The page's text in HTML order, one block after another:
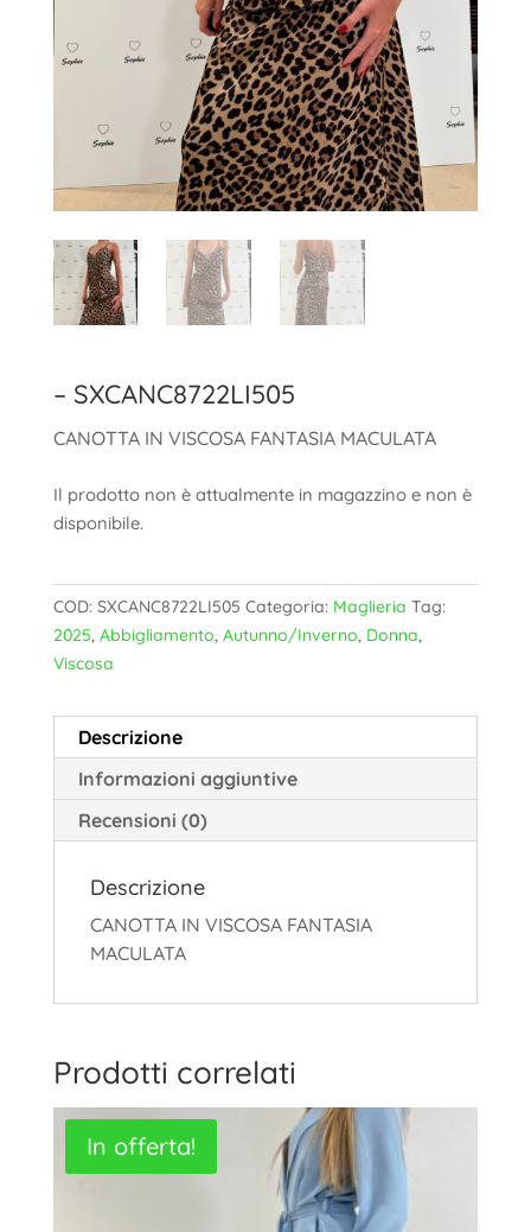
– SXCANC8722LI505
CANOTTA IN VISCOSA FANTASIA MACULATA
Il prodotto non è attualmente in magazzino e non è
disponibile.
COD: SXCANC8722LI505 Categoria: Maglieria Tag:
2025, Abbigliamento, Autunno/Inverno, Donna,
Viscosa
Descrizione
Informazioni aggiuntive
Recensioni (0)
Descrizione
CANOTTA IN VISCOSA FANTASIA
MACULATA
Prodotti correlati
In offerta!